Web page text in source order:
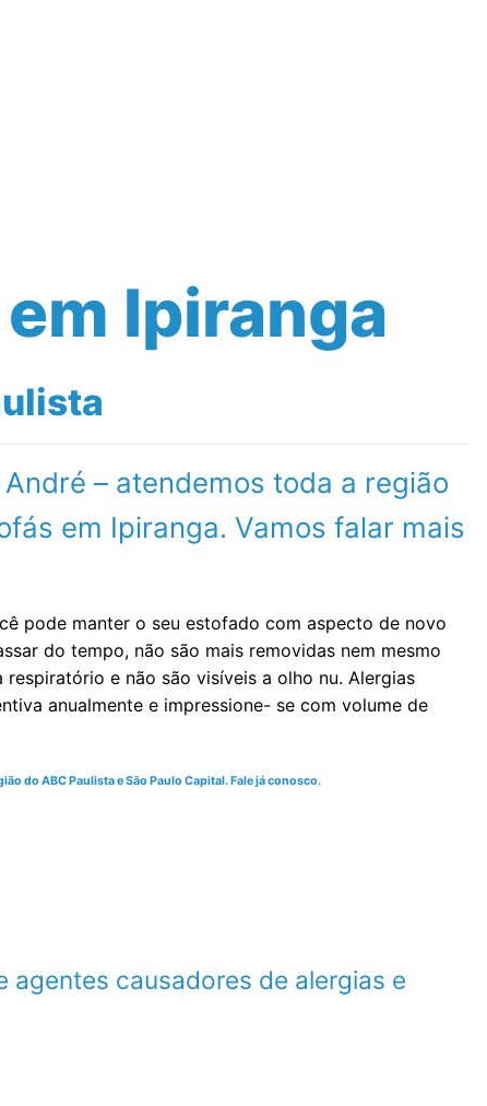
Ipiranga
– atendemos toda a região
em Ipiranga. Vamos falar mais
pode manter o seu estofado com aspecto de novo
do tempo, não são mais removidas nem mesmo
e não são visíveis a olho nu. Alergias
anualmente e impressione- se com volume de
do ABC Paulista e São Paulo Capital. Fale já conosco.
causadores de alergias e